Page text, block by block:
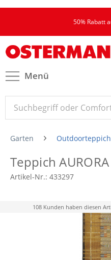
50% Rabatt
Menü
Garten
Teppich AURORA
Artikel-Nr.: 433297
108 Kunden haben diesen